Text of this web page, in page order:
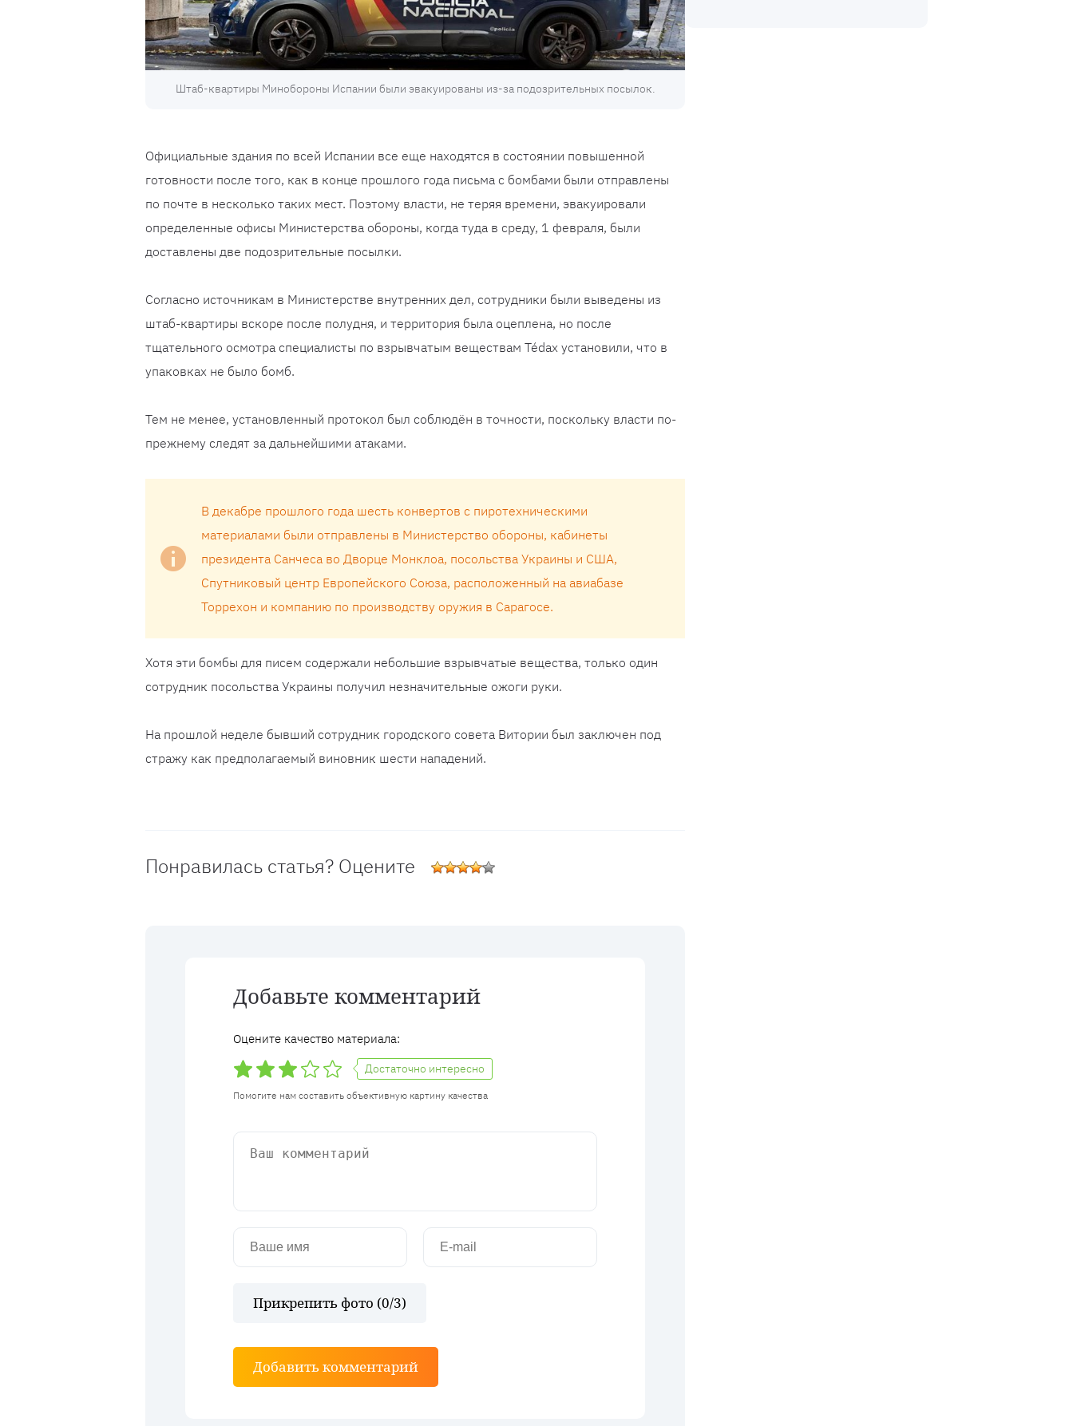
Штаб-квартиры Минобороны Испании были эвакуированы из-за подозрительных посылок.
Официальные здания по всей Испании все еще находятся в состоянии повышенной
готовности после того, как в конце прошлого года письма с бомбами были отправлены
по почте в несколько таких мест. Поэтому власти, не теряя времени, эвакуировали
определенные офисы Министерства обороны, когда туда в среду, 1 февраля, были
доставлены две подозрительные посылки.
Согласно источникам в Министерстве внутренних дел, сотрудники были выведены из
штаб-квартиры вскоре после полудня, и территория была оцеплена, но после
тщательного осмотра специалисты по взрывчатым веществам Tédax установили, что в
упаковках не было бомб.
Тем не менее, установленный протокол был соблюдён в точности, поскольку власти по-
прежнему следят за дальнейшими атаками.
В декабре прошлого года шесть конвертов с пиротехническими
материалами были отправлены в Министерство обороны, кабинеты
президента Санчеса во Дворце Монклоа, посольства Украины и США,
Спутниковый центр Европейского Союза, расположенный на авиабазе
Торрехон и компанию по производству оружия в Сарагосе.
Хотя эти бомбы для писем содержали небольшие взрывчатые вещества, только один
сотрудник посольства Украины получил незначительные ожоги руки.
На прошлой неделе бывший сотрудник городского совета Витории был заключен под
стражу как предполагаемый виновник шести нападений.
Понравилась статья? Оцените
Добавьте комментарий
Оцените качество материала:
Достаточно интересно
Помогите нам составить объективную картину качества
Прикрепить фото (0/3)
Добавить комментарий